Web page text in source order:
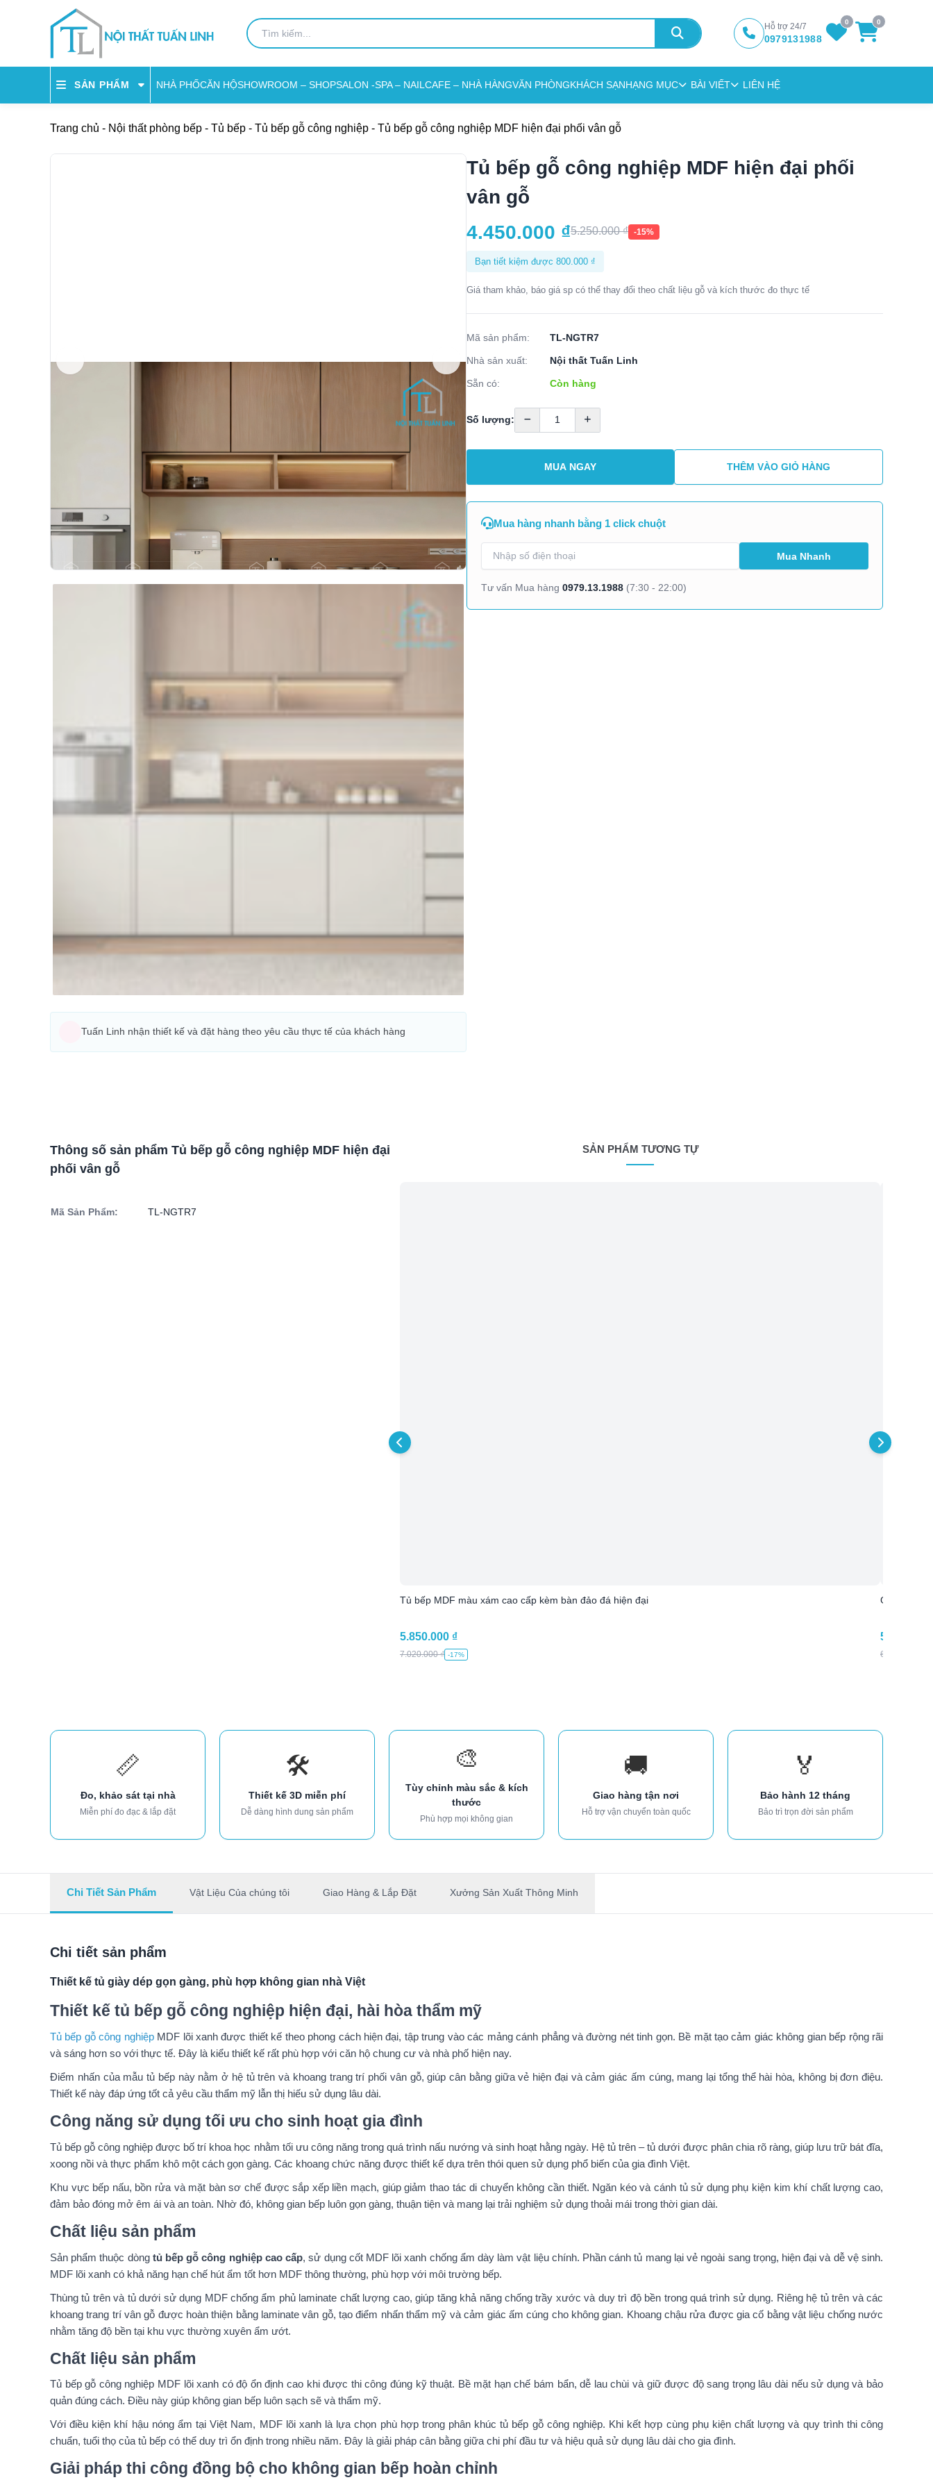
Hỗ trợ 24/7
0979131988
0 0
SẢN PHẨM NHÀ PHỐCĂN HỘSHOWROOM – SHOPSALON -SPA – NAIL CAFE – NHÀ HÀNGVĂN PHÒNGKHÁCH SẠNHẠNG MỤC BÀI VIẾT LIÊN HỆ
Trang chủ - Nội thất phòng bếp - Tủ bếp - Tủ bếp gỗ công nghiệp - Tủ bếp gỗ công nghiệp MDF hiện đại phối vân gỗ
Tuấn Linh nhận thiết kế và đặt hàng theo yêu cầu thực tế của khách hàng
Tủ bếp gỗ công nghiệp MDF hiện đại phối
vân gỗ
4.450.000 ₫5.250.000₫ -15%
Bạn tiết kiệm được 800.000 ₫
Giá tham khảo, báo giá sp có thể thay đổi theo chất liệu gỗ và kích thước đo thực tế
Mã sản phẩm: TL-NGTR7
Nhà sản xuất: Nội thất Tuấn Linh
Sẵn có: Còn hàng
Số lượng:
MUA NGAY THÊM VÀO GIỎ HÀNG
Mua hàng nhanh bằng 1 click chuột
Tư vấn Mua hàng 0979.13.1988 (7:30 - 22:00)
Thông số sản phẩm Tủ bếp gỗ công nghiệp MDF hiện đại
phối vân gỗ
Mã Sản Phẩm: TL-NGTR7
SẢN PHẨM TƯƠNG TỰ
Tủ bếp MDF màu xám cao cấp kèm bàn đảo đá hiện đại
5.850.000 ₫
7.020.000₫ -17%
Giường
5.970.000
6.750.000
📏
Đo, khảo sát tại nhà
Miễn phí đo đạc & lắp đặt
🛠️
Thiết kế 3D miễn phí
Dễ dàng hình dung sản phẩm
🎨
Tùy chỉnh màu sắc & kích
thước
Phù hợp mọi không gian
🚚
Giao hàng tận nơi
Hỗ trợ vận chuyển toàn quốc
🏅
Bảo hành 12 tháng
Bảo trì trọn đời sản phẩm
Chi Tiết Sản Phẩm Vật Liệu Của chúng tôi Giao Hàng & Lắp Đặt Xưởng Sản Xuất Thông Minh
Chi tiết sản phẩm
Thiết kế tủ giày dép gọn gàng, phù hợp không gian nhà Việt
Thiết kế tủ bếp gỗ công nghiệp hiện đại, hài hòa thẩm mỹ
Tủ bếp gỗ công nghiệpMDF lõi xanh được thiết kế theo phong cách hiện đại, tập trung vào các mảng cánh phẳng và đường nét tinh gọn. Bề mặt tạo cảm giác không gian bếp rộng rãi
và sáng hơn so với thực tế. Đây là kiểu thiết kế rất phù hợp với căn hộ chung cư và nhà phố hiện nay.
Điểm nhấn của mẫu tủ bếp này nằm ở hệ tủ trên và khoang trang trí phối vân gỗ, giúp cân bằng giữa vẻ hiện đại và cảm giác ấm cúng, mang lại tổng thể hài hòa, không bị đơn điệu.
Thiết kế này đáp ứng tốt cả yêu cầu thẩm mỹ lẫn thị hiếu sử dụng lâu dài.
Công năng sử dụng tối ưu cho sinh hoạt gia đình
Tủ bếp gỗ công nghiệp được bố trí khoa học nhằm tối ưu công năng trong quá trình nấu nướng và sinh hoạt hằng ngày. Hệ tủ trên – tủ dưới được phân chia rõ ràng, giúp lưu trữ bát đĩa,
xoong nồi và thực phẩm khô một cách gọn gàng. Các khoang chức năng được thiết kế dựa trên thói quen sử dụng phổ biến của gia đình Việt.
Khu vực bếp nấu, bồn rửa và mặt bàn sơ chế được sắp xếp liền mạch, giúp giảm thao tác di chuyển không cần thiết. Ngăn kéo và cánh tủ sử dụng phụ kiện kim khí chất lượng cao,
đảm bảo đóng mở êm ái và an toàn. Nhờ đó, không gian bếp luôn gọn gàng, thuận tiện và mang lại trải nghiệm sử dụng thoải mái trong thời gian dài.
Chất liệu sản phẩm
Sản phẩm thuộc dòng tủ bếp gỗ công nghiệp cao cấp, sử dụng cốt MDF lõi xanh chống ẩm dày làm vật liệu chính. Phần cánh tủ mang lại vẻ ngoài sang trọng, hiện đại và dễ vệ sinh.
MDF lõi xanh có khả năng hạn chế hút ẩm tốt hơn MDF thông thường, phù hợp với môi trường bếp.
Thùng tủ trên và tủ dưới sử dụng MDF chống ẩm phủ laminate chất lượng cao, giúp tăng khả năng chống trầy xước và duy trì độ bền trong quá trình sử dụng. Riêng hệ tủ trên và các
khoang trang trí vân gỗ được hoàn thiện bằng laminate vân gỗ, tạo điểm nhấn thẩm mỹ và cảm giác ấm cúng cho không gian. Khoang chậu rửa được gia cố bằng vật liệu chống nước
nhằm tăng độ bền tại khu vực thường xuyên ẩm ướt.
Chất liệu sản phẩm
Tủ bếp gỗ công nghiệp MDF lõi xanh có độ ổn định cao khi được thi công đúng kỹ thuật. Bề mặt hạn chế bám bẩn, dễ lau chùi và giữ được độ sang trọng lâu dài nếu sử dụng và bảo
quản đúng cách. Điều này giúp không gian bếp luôn sạch sẽ và thẩm mỹ.
Với điều kiện khí hậu nóng ẩm tại Việt Nam, MDF lõi xanh là lựa chọn phù hợp trong phân khúc tủ bếp gỗ công nghiệp. Khi kết hợp cùng phụ kiện chất lượng và quy trình thi công
chuẩn, tuổi thọ của tủ bếp có thể duy trì ổn định trong nhiều năm. Đây là giải pháp cân bằng giữa chi phí đầu tư và hiệu quả sử dụng lâu dài cho gia đình.
Giải pháp thi công đồng bộ cho không gian bếp hoàn chỉnh